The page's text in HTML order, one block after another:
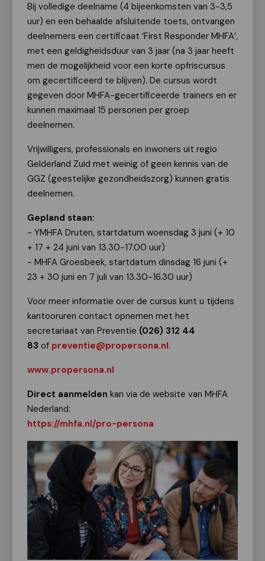
Bij volledige deelname (4 bijeenkomsten van 3-3,5
uur) en een behaalde afsluitende toets, ontvangen
deelnemers een certificaat ‘First Responder MHFA’,
met een geldigheidsduur van 3 jaar (na 3 jaar heeft
men de mogelijkheid voor een korte opfriscursus
om gecertificeerd te blijven). De cursus wordt
gegeven door MHFA-gecertificeerde trainers en er
kunnen maximaal 15 personen per groep
deelnemen.
Vrijwilligers, professionals en inwoners uit regio
Gelderland Zuid met weinig of geen kennis van de
GGZ (geestelijke gezondheidszorg) kunnen gratis
deelnemen.
Gepland staan:
- YMHFA Druten, startdatum woensdag 3 juni (+ 10
+ 17 + 24 juni van 13.30-17.00 uur)
- MHFA Groesbeek, startdatum dinsdag 16 juni (+
23 + 30 juni en 7 juli van 13.30-16.30 uur)
Voor meer informatie over de cursus kunt u tijdens
kantooruren contact opnemen met het
secretariaat van Preventie (026) 312 44
83 of preventie@propersona.nl.
www.propersona.nl
Direct aanmelden kan via de website van MHFA
Nederland:
https://mhfa.nl/pro-persona